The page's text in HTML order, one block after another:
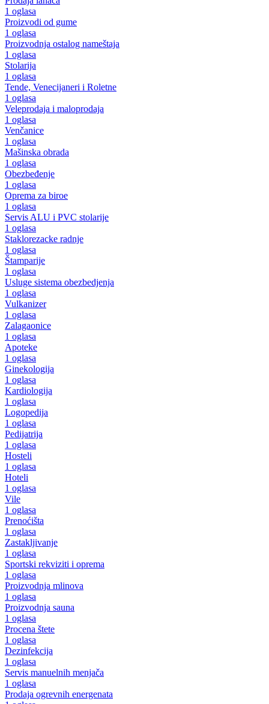
1 oglasa
Proizvodi od gume
1 oglasa
Proizvodnja ostalog nameštaja
1 oglasa
Stolarija
1 oglasa
Tende, Venecijaneri i Roletne
1 oglasa
Veleprodaja i maloprodaja
1 oglasa
Venčanice
1 oglasa
Mašinska obrada
1 oglasa
Obezbeđenje
1 oglasa
Oprema za biroe
1 oglasa
Servis ALU i PVC stolarije
1 oglasa
Staklorezacke radnje
1 oglasa
Štamparije
1 oglasa
Usluge sistema obezbedjenja
1 oglasa
Vulkanizer
1 oglasa
Zalagaonice
1 oglasa
Apoteke
1 oglasa
Ginekologija
1 oglasa
Kardiologija
1 oglasa
Logopedija
1 oglasa
Pedijatrija
1 oglasa
Hosteli
1 oglasa
Hoteli
1 oglasa
Vile
1 oglasa
Prenoćišta
1 oglasa
Zastakljivanje
1 oglasa
Sportski rekviziti i oprema
1 oglasa
Proizvodnja mlinova
1 oglasa
Proizvodnja sauna
1 oglasa
Procena štete
1 oglasa
Dezinfekcija
1 oglasa
Servis manuelnih menjača
1 oglasa
Prodaja ogrevnih energenata